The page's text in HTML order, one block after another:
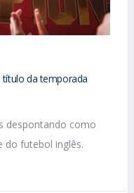
título da temporada
despontando como
futebol inglês.